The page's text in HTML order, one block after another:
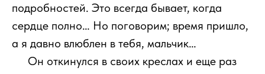
подробностей. Это всегда бывает, когда
сердце полно… Но поговорим; время пришло,
а я давно влюблен в тебя, мальчик…
Он откинулся в своих креслах и еще раз